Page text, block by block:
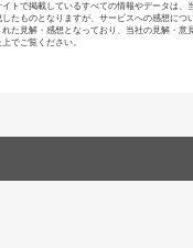
イトで掲載しているすべての情報やデータは、
したものとなりますが、サービスへの感想につ
れた見解・感想となっており、当社の見解・意
上でご覧ください。